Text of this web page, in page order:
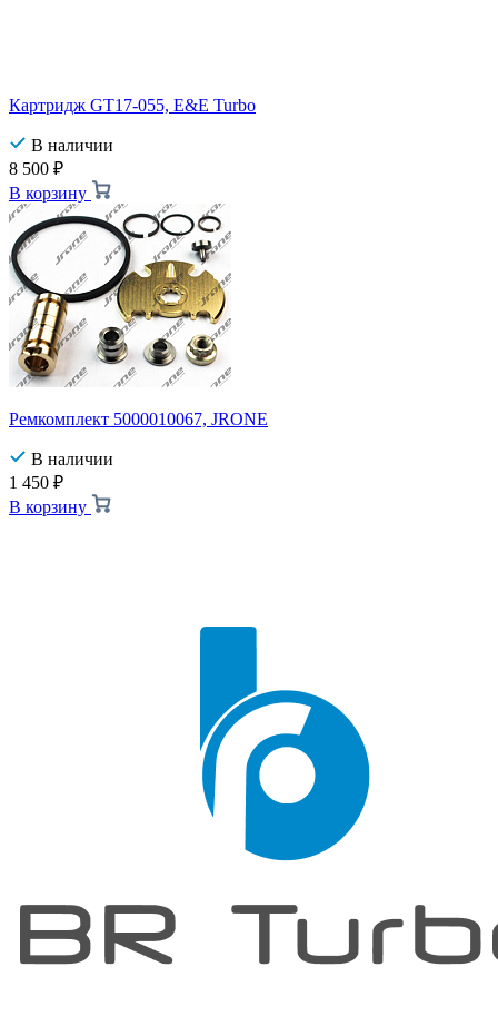
Картридж GT17-055, E&E Turbo
В наличии
8 500 ₽
В корзину
Ремкомплект 5000010067, JRONE
В наличии
1 450 ₽
В корзину